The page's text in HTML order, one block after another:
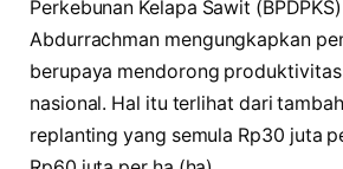
Perkebunan Kelapa Sawit
Abdurrachman mengungkapkan
berupaya mendorong
nasional. Hal itu terlihat dari
replanting yang semula Rp30 juta